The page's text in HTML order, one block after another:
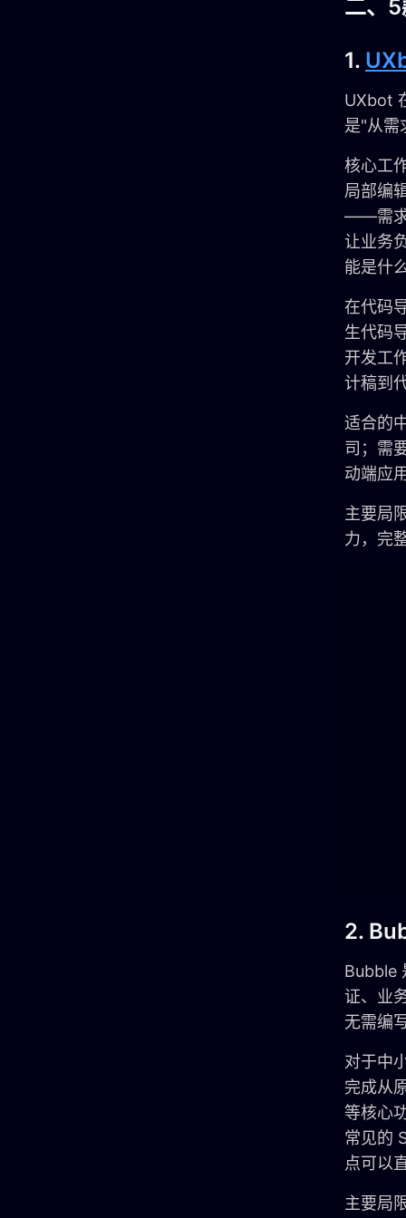
二、
1.
UXbot
是"从需
核心工
局部编
——需求
让业务
能是什
在代码
生代码
开发工
计稿到
适合的
司；需
动端应
主要局
力，完
2.
Bubble
证、业
无需编
对于中
完成从
等核心
常见的
点可以
主要局